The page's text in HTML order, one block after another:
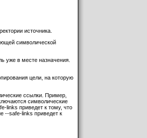
источника.
символической
уже в месте назначения.
цели, на которую
ссылки. Пример,
символические
links приведет к тому, что
--safe-links приведет к